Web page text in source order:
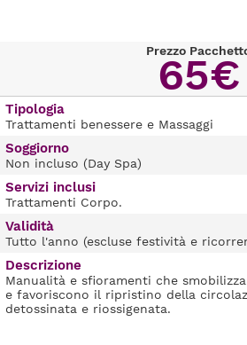
Prezzo
65€
Tipologia
Trattamenti benessere e Massaggi
Soggiorno
Non incluso (Day Spa)
Servizi inclusi
Trattamenti Corpo.
Validità
Tutto l'anno (escluse festività e
Descrizione
Manualità e sfioramenti che
e favoriscono il ripristino della
detossinata e riossigenata.